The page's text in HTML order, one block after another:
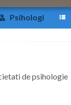
Psihologi
de psihologie